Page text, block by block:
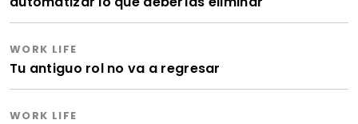
WORK LIFE
Tu antiguo rol no va a regresar
WORK LIFE